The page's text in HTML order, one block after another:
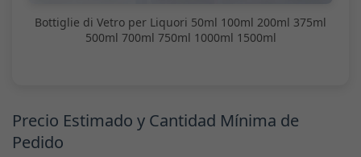
Bottiglie di Vetro per Liquori 50ml 100ml 200ml 375ml
500ml 700ml 750ml 1000ml 1500ml
Precio Estimado y Cantidad Mínima de
Pedido